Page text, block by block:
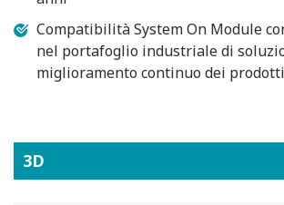
Compatibilità System On Module
nel portafoglio industriale di
miglioramento continuo dei
3D